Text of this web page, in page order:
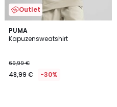
Outlet
PUMA
Kapuzensweatshirt
69,99 €
48,99 € -30%